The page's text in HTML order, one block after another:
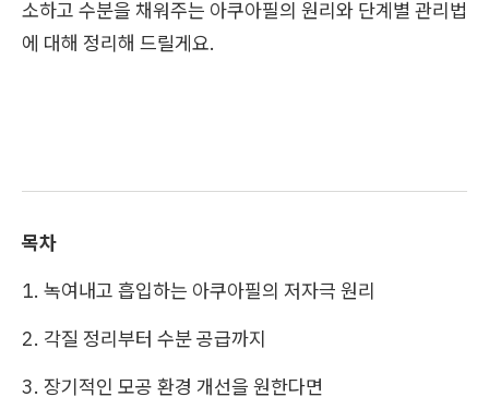
소하고 수분을 채워주는 아쿠아필의 원리와 단계별 관리법
에 대해 정리해 드릴게요.
목차
1. 녹여내고 흡입하는 아쿠아필의 저자극 원리
2. 각질 정리부터 수분 공급까지
3. 장기적인 모공 환경 개선을 원한다면